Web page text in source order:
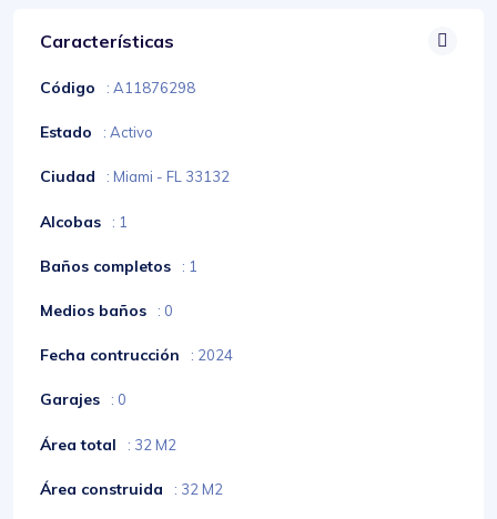
Características
Código : A11876298
Estado : Activo
Ciudad : Miami - FL 33132
Alcobas : 1
Baños completos : 1
Medios baños : 0
Fecha contrucción : 2024
Garajes : 0
Área total : 32 M2
Área construida : 32 M2